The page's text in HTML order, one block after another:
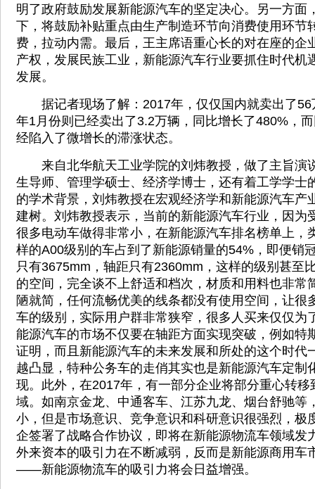
明了政府鼓励发展新能源汽车的坚定决心。另一方面
下，将鼓励补贴重点由生产制造环节向消费使用环节
费，拉动内需。最后，王主席语重心长的对在座的企
产权，发展民族工业，新能源汽车行业要抓住时代机
发展。
据记者现场了解：2017年，仅仅国内就卖出了56
年1月份则已经卖出了3.2万辆，同比增长了480%，
经陷入了微增长的滞涨状态。
来自北华航天工业学院的刘炜教授，做了主旨演
生导师、管理学硕士、经济学博士，还有着工学学士
的学术背景，刘炜教授在宏观经济学和新能源汽车产
建树。刘炜教授表示，当前的新能源汽车行业，因为
很多电动车做得非常小，在新能源汽车排名榜单上，
样的A00级别的车占到了新能源销量的54%，即便销
只有3675mm，轴距只有2360mm，这样的级别甚至
的空间，完全谈不上舒适和档次，材质和用料也非常
陋就简，任何流畅优美的线条都没有使用空间，让很
车的级别，实际用户群非常狭窄，很多人买来仅仅为
能源汽车的市场不仅要在轴距方面实现突破，例如特
证明，而且新能源汽车的未来发展和所处的这个时代
越凸显，特种公务车的走俏其实也是新能源汽车定制
现。此外，在2017年，有一部分企业将部分重心转
域。如南京金龙、中通客车、江苏九龙、烟台舒驰等
小，但是市场意识、竞争意识和科研意识很强烈，极
企签署了战略合作协议，即将在新能源物流车领域发
外来资本的吸引力在不断减弱，反而是新能源商用车
——新能源物流车的吸引力将会日益增强。